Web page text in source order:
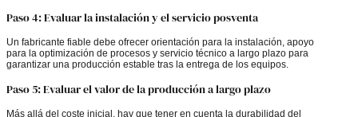
Paso 4: Evaluar la instalación y el servicio posventa
Un fabricante fiable debe ofrecer orientación para la instalación, apoyo
para la optimización de procesos y servicio técnico a largo plazo para
garantizar una producción estable tras la entrega de los equipos.
Paso 5: Evaluar el valor de la producción a largo plazo
Más allá del coste inicial, hay que tener en cuenta la durabilidad del